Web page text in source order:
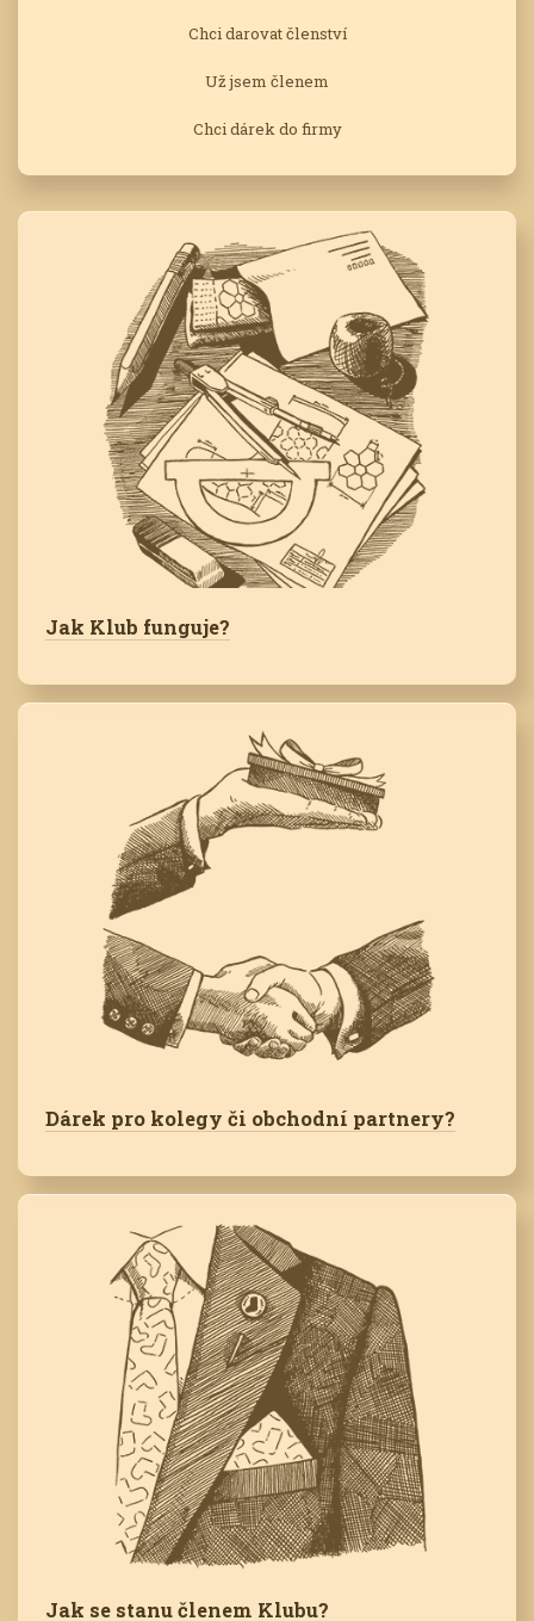
Chci darovat členství
Už jsem členem
Chci dárek do firmy
Jak Klub funguje?
Dárek pro kolegy či obchodní partnery?
Jak se stanu členem Klubu?